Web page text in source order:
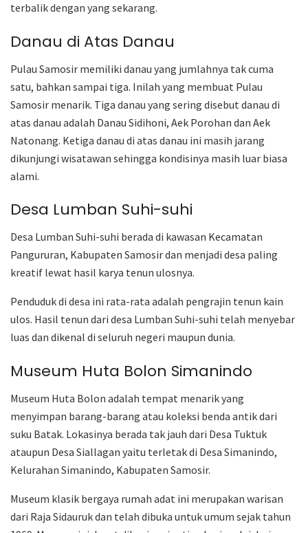
terbalik dengan yang sekarang.
Danau di Atas Danau
Pulau Samosir memiliki danau yang jumlahnya tak cuma
satu, bahkan sampai tiga. Inilah yang membuat Pulau
Samosir menarik. Tiga danau yang sering disebut danau di
atas danau adalah Danau Sidihoni, Aek Porohan dan Aek
Natonang. Ketiga danau di atas danau ini masih jarang
dikunjungi wisatawan sehingga kondisinya masih luar biasa
alami.
Desa Lumban Suhi-suhi
Desa Lumban Suhi-suhi berada di kawasan Kecamatan
Pangururan, Kabupaten Samosir dan menjadi desa paling
kreatif lewat hasil karya tenun ulosnya.
Penduduk di desa ini rata-rata adalah pengrajin tenun kain
ulos. Hasil tenun dari desa Lumban Suhi-suhi telah menyebar
luas dan dikenal di seluruh negeri maupun dunia.
Museum Huta Bolon Simanindo
Museum Huta Bolon adalah tempat menarik yang
menyimpan barang-barang atau koleksi benda antik dari
suku Batak. Lokasinya berada tak jauh dari Desa Tuktuk
ataupun Desa Siallagan yaitu terletak di Desa Simanindo,
Kelurahan Simanindo, Kabupaten Samosir.
Museum klasik bergaya rumah adat ini merupakan warisan
dari Raja Sidauruk dan telah dibuka untuk umum sejak tahun